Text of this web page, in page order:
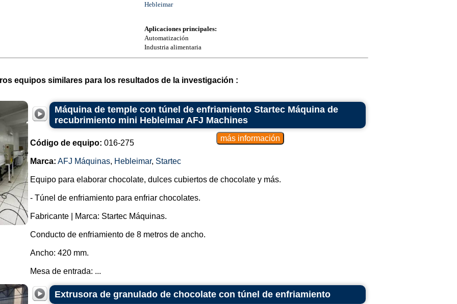
Hebleimar
Aplicaciones principales:
Automatización
Industria alimentaria
equipos similares para los resultados de la investigación :
Máquina de temple con túnel de enfriamiento Startec Máquina de
recubrimiento mini Hebleimar AFJ Machines
Código de equipo: 016-275
Marca: AFJ Máquinas, Hebleimar, Startec
Equipo para elaborar chocolate, dulces cubiertos de chocolate y más.
- Túnel de enfriamiento para enfriar chocolates.
Fabricante | Marca: Startec Máquinas.
Conducto de enfriamiento de 8 metros de ancho.
Ancho: 420 mm.
Mesa de entrada: ...
Extrusora de granulado de chocolate con túnel de enfriamiento